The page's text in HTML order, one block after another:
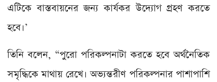
এটিকে বাস্তবায়নের জন্য কার্যকর উদ্যোগ গ্রহণ করতে
হবে।’
তিনি বলেন, “পুরো পরিকল্পনাটা করতে হবে অর্থনৈতিক
সমৃদ্ধিকে মাথায় রেখে। অভ্যন্তরীণ পরিকল্পনার পাশাপাশি